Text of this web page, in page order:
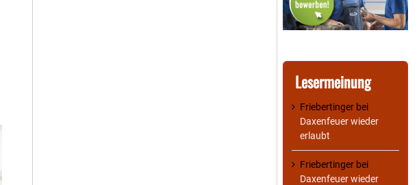
Lesermeinung
Friebertinger bei
Daxenfeuer wieder
erlaubt
Friebertinger bei
Daxenfeuer wieder